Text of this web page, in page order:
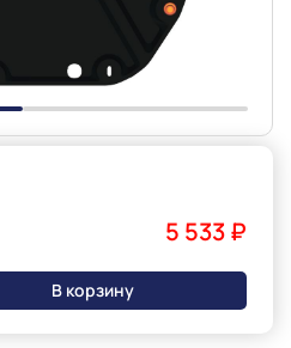
5 533 ₽
В корзину